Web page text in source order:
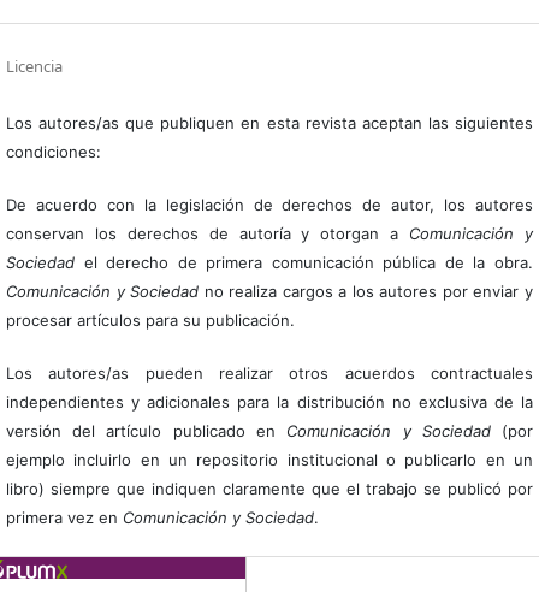
Licencia
Los autores/as que publiquen en esta revista aceptan las siguientes
condiciones:
De acuerdo con la legislación de derechos de autor, los autores
conservan los derechos de autoría y otorgan a Comunicación y
Sociedadel derecho de primera comunicación pública de la obra.
Comunicación y Sociedad no realiza cargos a los autores por enviar y
procesar artículos para su publicación.
Los autores/as pueden realizar otros acuerdos contractuales
independientes y adicionales para la distribución no exclusiva de la
versión del artículo publicado en Comunicación y Sociedad(por
ejemplo incluirlo en un repositorio institucional o publicarlo en un
libro) siempre que indiquen claramente que el trabajo se publicó por
primera vez en Comunicación y Sociedad.